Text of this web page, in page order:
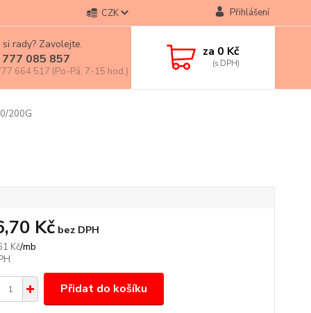
CZK Přihlášení
rady? Zavolejte.
085 857
664 517 (Po-Pá, 7-15 hod.)
za 0 Kč
200G
Kč/mb
Kč bez DPH
Přidat do košíku